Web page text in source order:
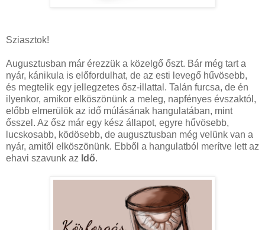
Sziasztok!
Augusztusban már érezzük a közelgő őszt. Bár még tart a
nyár, kánikula is előfordulhat, de az esti levegő hűvösebb,
és megtelik egy jellegzetes ősz-illattal. Talán furcsa, de én
ilyenkor, amikor elköszönünk a meleg, napfényes évszaktól,
előbb elmerülök az idő múlásának hangulatában, mint
ősszel. Az ősz már egy kész állapot, egyre hűvösebb,
lucskosabb, ködösebb, de augusztusban még velünk van a
nyár, amitől elköszönünk. Ebből a hangulatból merítve lett az
ehavi szavunk az Idő.